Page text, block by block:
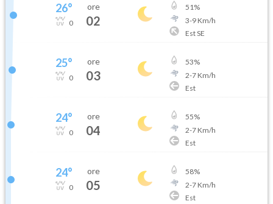
26°
0
ore
02
51%
3-9Km/h
Est SE
25°
0
ore
03
53%
2-7Km/h
Est
24°
0
ore
04
55%
2-7Km/h
Est
24°
0
ore
05
58%
2-7Km/h
Est